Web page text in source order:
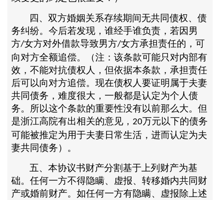
四、双方婚姻关系存续期间无共同债权、债
务纠纷。今后若发现，谁经手谁负责，若因男
方/女方对外借款导致男方/女方承担责任的，可
向对方全额追偿。（注：该条款可能只对内部有
效，不能对抗债权人，但依据本条款，承担责任
后可以向对方追偿。现在债权人要证明属于夫妻
共同债务，难度很大，一般都是认定为个人债
务。所以这个条款的重要性没有以前那么大。但
是浙江高院有出相关的意见， 20万元以下的债务
可能被推定为用于夫妻日常生活，进而认定为夫
妻共同债务）。
五、本协议书财产分割基于上列财产为基
础。任何一方不得隐瞒、虚报、转移婚内共同财
产或婚前财产。如任何一方有隐瞒、虚报除上述